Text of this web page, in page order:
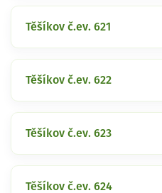
Těšíkov č.ev. 621
Těšíkov č.ev. 622
Těšíkov č.ev. 623
Těšíkov č.ev. 624